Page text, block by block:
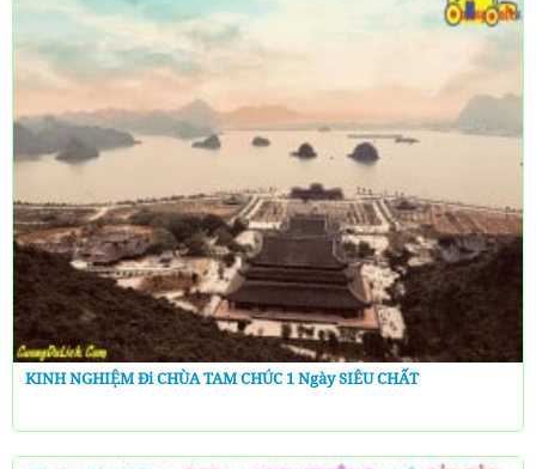
KINH NGHIỆM Đi CHÙA TAM CHÚC 1 Ngày SIÊU CHẤT